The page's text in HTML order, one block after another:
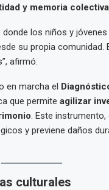
y memoria colectiva
los niños y jóvenes
su propia comunidad.
afirmó.
en marcha el
que permite agilizar
. Este instrumento,
y previene daños
culturales